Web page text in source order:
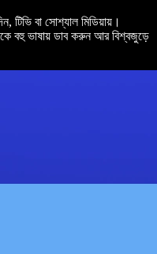
টিভি বা সোশ্যাল মিডিয়ায়।
বহু ভাষায় ডাব করুন আর বিশ্বজুড়ে